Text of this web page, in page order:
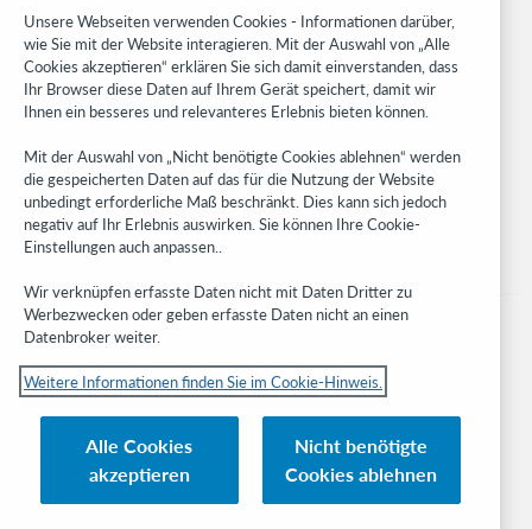
Research
WebJunction
Developer Network
Stay in the know.
Get the latest product updates, research, events, and much more—
right to your inbox.
Subscribe now
© 2023 OCLC
OCLC, Inc. und verbundenen Unternehmen
Cookie-Hinweis Cookie list and settings
Privacy policy
Unsere Webseiten verwenden Cookies - Informationen darüber,
wie Sie mit der Website interagieren. Mit der Auswahl von „Alle
Cookies akzeptieren“ erklären Sie sich damit einverstanden, dass
Ihr Browser diese Daten auf Ihrem Gerät speichert, damit wir
Ihnen ein besseres und relevanteres Erlebnis bieten können.
Mit der Auswahl von „Nicht benötigte Cookies ablehnen“ werden
die gespeicherten Daten auf das für die Nutzung der Website
unbedingt erforderliche Maß beschränkt. Dies kann sich jedoch
negativ auf Ihr Erlebnis auswirken. Sie können Ihre Cookie-
Einstellungen auch anpassen..
Wir verknüpfen erfasste Daten nicht mit Daten Dritter zu
Werbezwecken oder geben erfasste Daten nicht an einen
Datenbroker weiter.
Weitere Informationen finden Sie im Cookie-Hinweis.
Alle Cookies
akzeptieren
Nicht benötigte
Cookies ablehnen